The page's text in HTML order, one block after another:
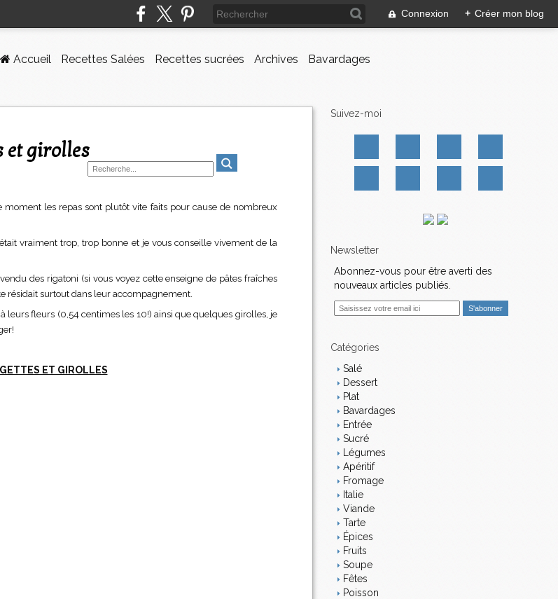
Connexion + Créer mon blog
Accueil Recettes Salées Recettes sucrées Archives Bavardages
et girolles
moment les repas sont plutôt vite faits pour cause de nombreux
vraiment trop, trop bonne et je vous conseille vivement de la
des rigatoni (si vous voyez cette enseigne de pâtes fraîches
résidait surtout dans leur accompagnement.
fleurs (0,54 centimes les 10!) ainsi que quelques girolles, je
ET GIROLLES
Suivez-moi
Newsletter
Abonnez-vous pour être averti des
nouveaux articles publiés.
i Catégories
Salé
Dessert
Plat
Bavardages
Entrée
Sucré
Légumes
Apéritif
Fromage
Italie
Viande
Tarte
Épices
Fruits
Soupe
Fêtes
Poisson